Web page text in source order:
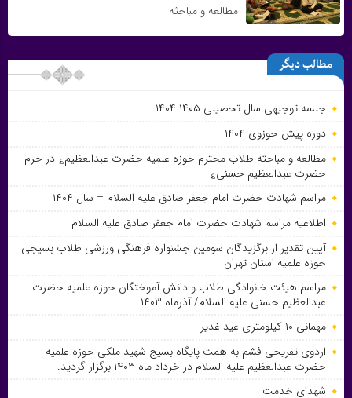
مطالعه و مباحثه
مطالب دیگر
جلسه توجیهی سال تحصیلی ۱۴۰۵-۱۴۰۴
دوره پیش حوزوی ۱۴۰۴
مطالعه و مباحثه طلاب محترم حوزه علمیه حضرت عبدالعظیم؏ در حرم
حضرت عبدالعظیم حسنی؏
مراسم شهادت حضرت امام جعفر صادق علیه السلام – سال ۱۴۰۴
اطلاعیه مراسم شهادت حضرت امام جعفر صادق علیه السلام
آیین تقدیر از برگزیدگان سومین جشنواره فرهنگی ورزشی طلاب بسیجی
حوزه علمیه استان تهران
مراسم هیئت خانوادگی طلاب و دانش آموختگان حوزه علمیه حضرت
عبدالعظیم حسنی علیه السلام/ آذرماه ۱۴۰۳
مهمانی ۱۰ کیلومتری عید غدیر
اردوی تفریحی فشم به همت پایگاه بسیج شهید ملکی حوزه علمیه
حضرت عبدالعظیم علیه السلام در خرداد ماه ۱۴۰۳ برگزار گردید.
شهدای خدمت